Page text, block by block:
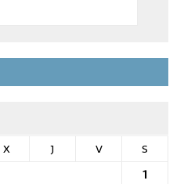
X J V
S
1